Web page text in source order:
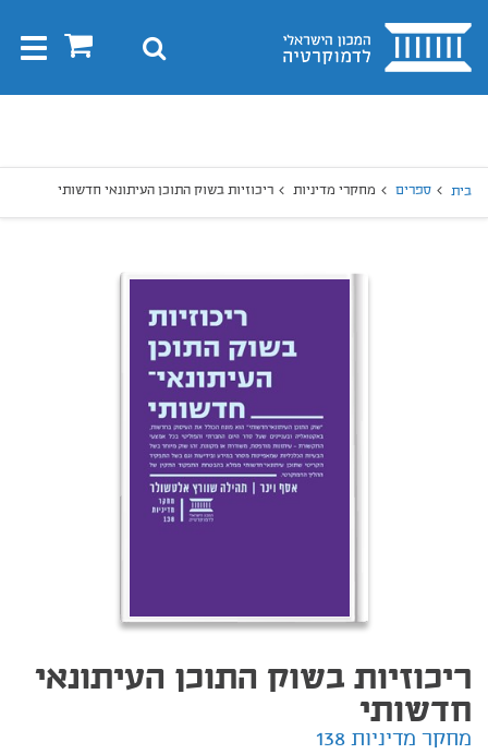
בית 0 חיפוש
בית ספרים מחקרי מדיניות ריכוזיות בשוק התוכן העיתונאי חדשותי
ריכוזיות בשוק התוכן העיתונאי
חדשותי
מחקר מדיניות 138